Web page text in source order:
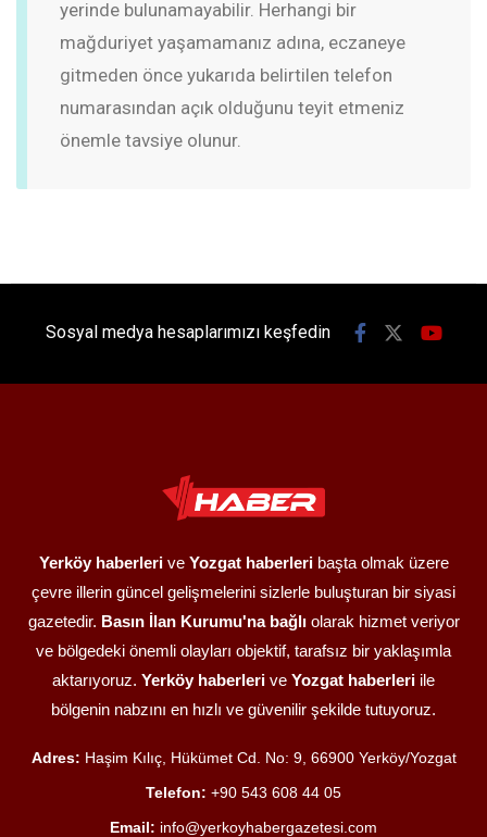
yerinde bulunamayabilir. Herhangi bir
mağduriyet yaşamamanız adına, eczaneye
gitmeden önce yukarıda belirtilen telefon
numarasından açık olduğunu teyit etmeniz
önemle tavsiye olunur.
Sosyal medya hesaplarımızı keşfedin
Yerköy haberlerive Yozgat haberleribaşta olmak üzere
çevre illerin güncel gelişmelerini sizlerle buluşturan bir siyasi
gazetedir. Basın İlan Kurumu'na bağlıolarak hizmet veriyor
ve bölgedeki önemli olayları objektif, tarafsız bir yaklaşımla
aktarıyoruz. Yerköy haberleri ve Yozgat haberleri ile
bölgenin nabzını en hızlı ve güvenilir şekilde tutuyoruz.
Adres: Haşim Kılıç, Hükümet Cd. No: 9, 66900 Yerköy/Yozgat
Telefon: +90 543 608 44 05
Email: info@yerkoyhabergazetesi.com